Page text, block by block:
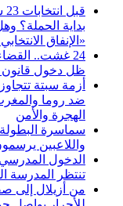
بداية الحملة؟
«الإنفاق
24 غشت..
ظل دخول قانون
أزمة سبتة
ضد روما
الهجرة والأمن
سماسرة
واللاعبين
تنتظر المدرسة
من أزيلال إلى